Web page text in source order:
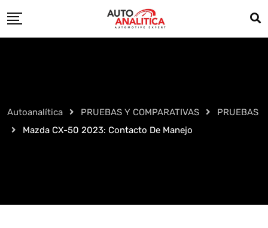
to
Autoanalítica PRUEBAS Y COMPARATIVAS
PRUEBAS
Mazda CX-50 2023: Contacto De Manejo